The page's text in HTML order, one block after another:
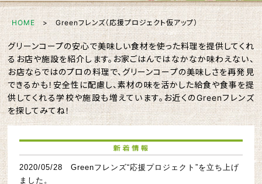
HOME> Greenフレンズ（応援プロジェクト仮アップ）
グリーンコープの安心で美味しい食材を使った料理を提供してくれ
るお店や施設を紹介します。お家ごはんではなかなか味わえない、
お店ならではのプロの料理で、グリーンコープの美味しさを再発見
できるかも！安全性に配慮し、素材の味を活かした給食や食事を提
供してくれる学校や施設も増えています。お近くのGreenフレンズ
を探してみてね！
2020/05/28 Greenフレンズ“応援プロジェクト”を立ち上げ
ました。